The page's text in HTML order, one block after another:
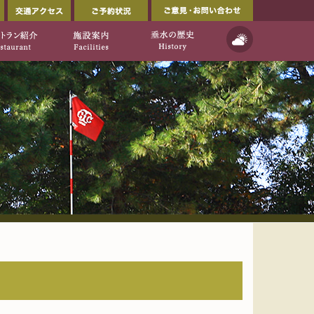
倶楽部公式ウェブサイト」
ト]
ご利用について レストラン紹介 施設案内